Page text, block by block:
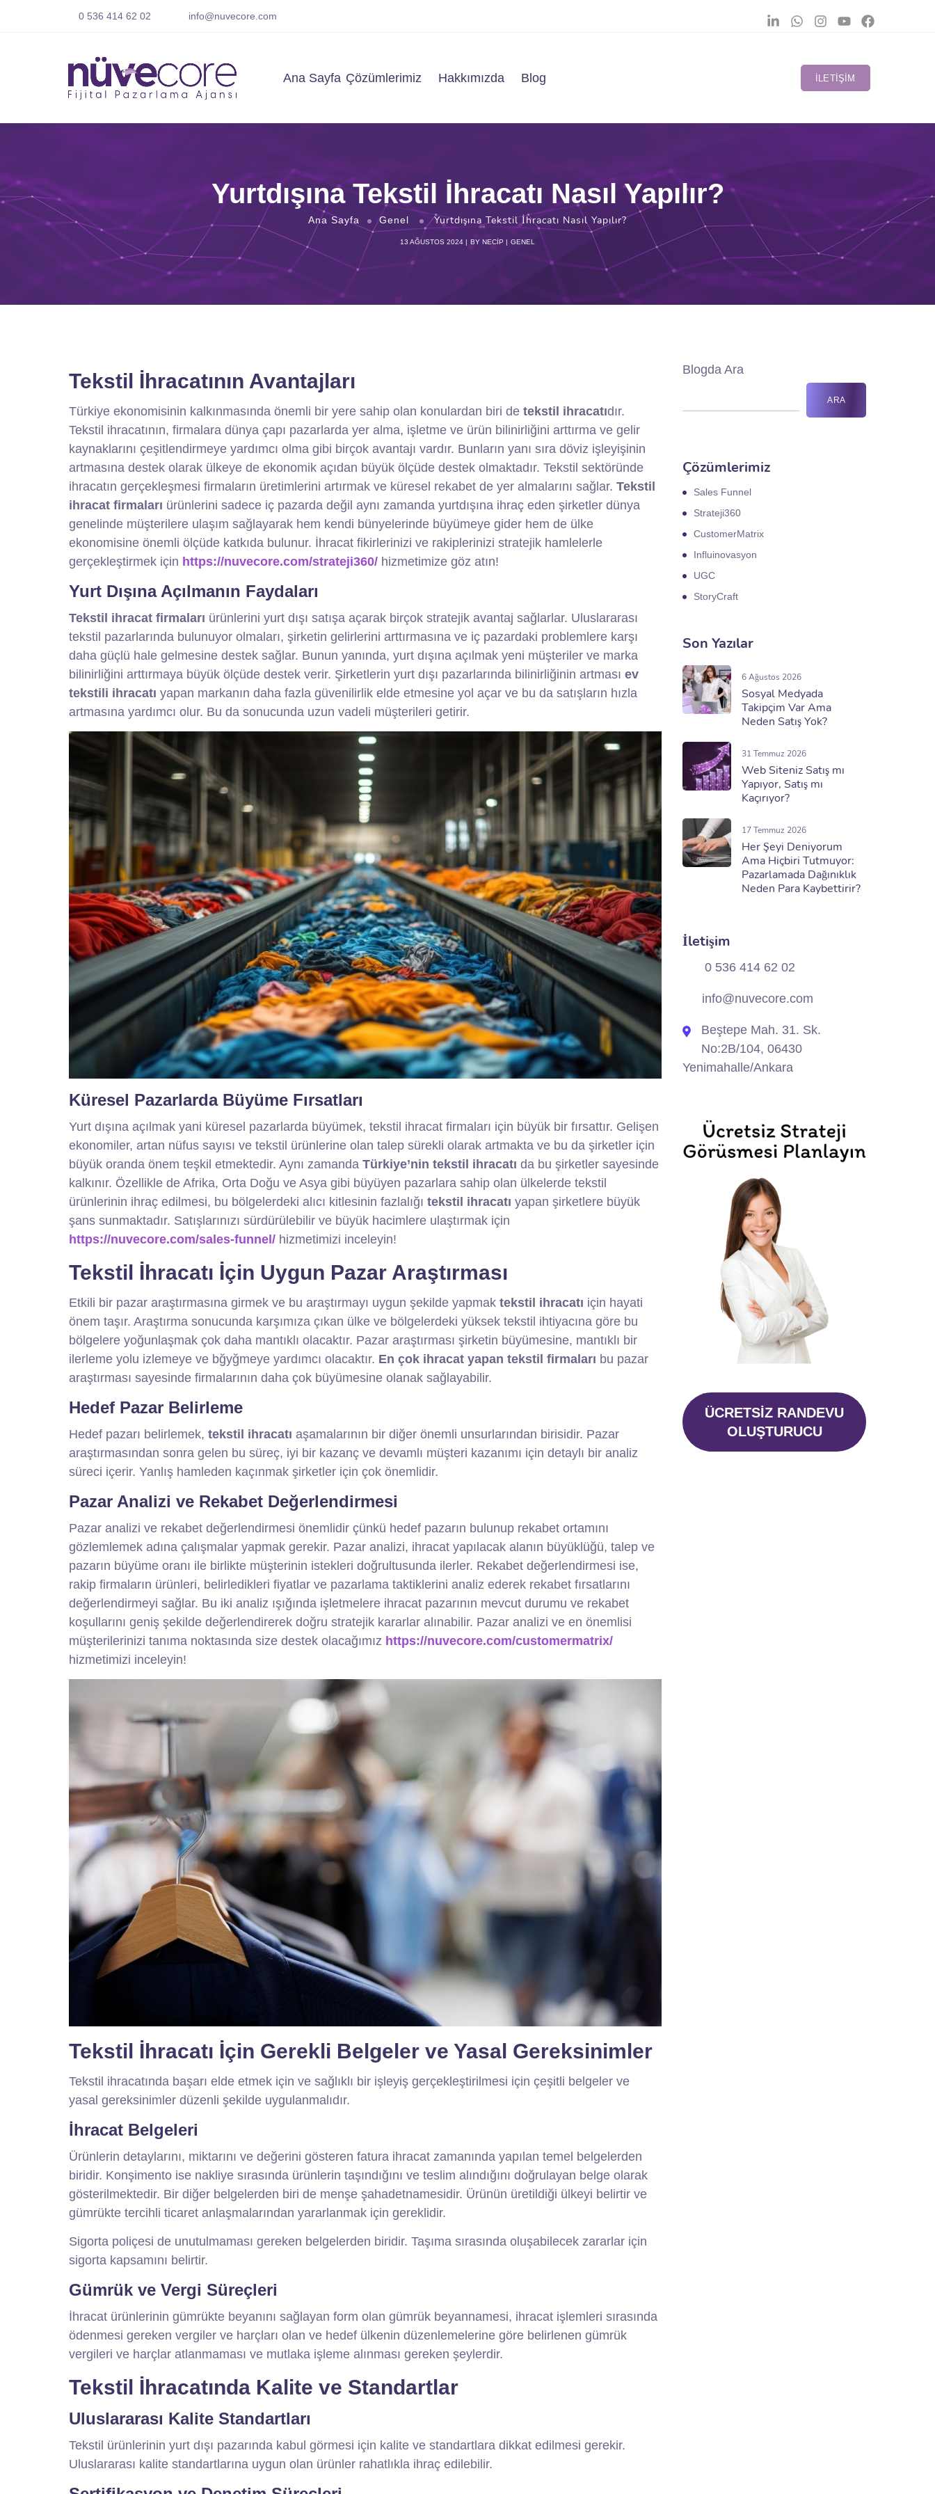
0 536 414 62 02 info@nuvecore.com
Ana Sayfa Çözümlerimiz Hakkımızda Blog İLETIŞIM
Yurtdışına Tekstil İhracatı Nasıl Yapılır?
Ana Sayfa Genel Yurtdışına Tekstil İhracatı Nasıl Yapılır?
13 AĞUSTOS 2024 BY NECIP GENEL
Tekstil İhracatının Avantajları
Türkiye ekonomisinin kalkınmasında önemli bir yere sahip olan konulardan biri de tekstil ihracatıdır.
Tekstil ihracatının, firmalara dünya çapı pazarlarda yer alma, işletme ve ürün bilinirliğini arttırma ve gelir
kaynaklarını çeşitlendirmeye yardımcı olma gibi birçok avantajı vardır. Bunların yanı sıra döviz işleyişinin
artmasına destek olarak ülkeye de ekonomik açıdan büyük ölçüde destek olmaktadır. Tekstil sektöründe
ihracatın gerçekleşmesi firmaların üretimlerini artırmak ve küresel rekabet de yer almalarını sağlar. Tekstil
ihracat firmaları ürünlerini sadece iç pazarda değil aynı zamanda yurtdışına ihraç eden şirketler dünya
genelinde müşterilere ulaşım sağlayarak hem kendi bünyelerinde büyümeye gider hem de ülke
ekonomisine önemli ölçüde katkıda bulunur. İhracat fikirlerinizi ve rakiplerinizi stratejik hamlelerle
gerçekleştirmek için https://nuvecore.com/strateji360/ hizmetimize göz atın!
Yurt Dışına Açılmanın Faydaları
Tekstil ihracat firmaları ürünlerini yurt dışı satışa açarak birçok stratejik avantaj sağlarlar. Uluslararası
tekstil pazarlarında bulunuyor olmaları, şirketin gelirlerini arttırmasına ve iç pazardaki problemlere karşı
daha güçlü hale gelmesine destek sağlar. Bunun yanında, yurt dışına açılmak yeni müşteriler ve marka
bilinirliğini arttırmaya büyük ölçüde destek verir. Şirketlerin yurt dışı pazarlarında bilinirliğinin artması ev
tekstili ihracatı yapan markanın daha fazla güvenilirlik elde etmesine yol açar ve bu da satışların hızla
artmasına yardımcı olur. Bu da sonucunda uzun vadeli müşterileri getirir.
Küresel Pazarlarda Büyüme Fırsatları
Yurt dışına açılmak yani küresel pazarlarda büyümek, tekstil ihracat firmaları için büyük bir fırsattır. Gelişen
ekonomiler, artan nüfus sayısı ve tekstil ürünlerine olan talep sürekli olarak artmakta ve bu da şirketler için
büyük oranda önem teşkil etmektedir. Aynı zamanda Türkiye’nin tekstil ihracatı da bu şirketler sayesinde
kalkınır. Özellikle de Afrika, Orta Doğu ve Asya gibi büyüyen pazarlara sahip olan ülkelerde tekstil
ürünlerinin ihraç edilmesi, bu bölgelerdeki alıcı kitlesinin fazlalığı tekstil ihracatı yapan şirketlere büyük
şans sunmaktadır. Satışlarınızı sürdürülebilir ve büyük hacimlere ulaştırmak için
https://nuvecore.com/sales-funnel/ hizmetimizi inceleyin!
Tekstil İhracatı İçin Uygun Pazar Araştırması
Etkili bir pazar araştırmasına girmek ve bu araştırmayı uygun şekilde yapmak tekstil ihracatı için hayati
önem taşır. Araştırma sonucunda karşımıza çıkan ülke ve bölgelerdeki yüksek tekstil ihtiyacına göre bu
bölgelere yoğunlaşmak çok daha mantıklı olacaktır. Pazar araştırması şirketin büyümesine, mantıklı bir
ilerleme yolu izlemeye ve bğyğmeye yardımcı olacaktır. En çok ihracat yapan tekstil firmaları bu pazar
araştırması sayesinde firmalarının daha çok büyümesine olanak sağlayabilir.
Hedef Pazar Belirleme
Hedef pazarı belirlemek, tekstil ihracatı aşamalarının bir diğer önemli unsurlarından birisidir. Pazar
araştırmasından sonra gelen bu süreç, iyi bir kazanç ve devamlı müşteri kazanımı için detaylı bir analiz
süreci içerir. Yanlış hamleden kaçınmak şirketler için çok önemlidir.
Pazar Analizi ve Rekabet Değerlendirmesi
Pazar analizi ve rekabet değerlendirmesi önemlidir çünkü hedef pazarın bulunup rekabet ortamını
gözlemlemek adına çalışmalar yapmak gerekir. Pazar analizi, ihracat yapılacak alanın büyüklüğü, talep ve
pazarın büyüme oranı ile birlikte müşterinin istekleri doğrultusunda ilerler. Rekabet değerlendirmesi ise,
rakip firmaların ürünleri, belirledikleri fiyatlar ve pazarlama taktiklerini analiz ederek rekabet fırsatlarını
değerlendirmeyi sağlar. Bu iki analiz ışığında işletmelere ihracat pazarının mevcut durumu ve rekabet
koşullarını geniş şekilde değerlendirerek doğru stratejik kararlar alınabilir. Pazar analizi ve en önemlisi
müşterilerinizi tanıma noktasında size destek olacağımız https://nuvecore.com/customermatrix/
hizmetimizi inceleyin!
Tekstil İhracatı İçin Gerekli Belgeler ve Yasal Gereksinimler
Tekstil ihracatında başarı elde etmek için ve sağlıklı bir işleyiş gerçekleştirilmesi için çeşitli belgeler ve
yasal gereksinimler düzenli şekilde uygulanmalıdır.
İhracat Belgeleri
Ürünlerin detaylarını, miktarını ve değerini gösteren fatura ihracat zamanında yapılan temel belgelerden
biridir. Konşimento ise nakliye sırasında ürünlerin taşındığını ve teslim alındığını doğrulayan belge olarak
gösterilmektedir. Bir diğer belgelerden biri de menşe şahadetnamesidir. Ürünün üretildiği ülkeyi belirtir ve
gümrükte tercihli ticaret anlaşmalarından yararlanmak için gereklidir.
Sigorta poliçesi de unutulmaması gereken belgelerden biridir. Taşıma sırasında oluşabilecek zararlar için
sigorta kapsamını belirtir.
Gümrük ve Vergi Süreçleri
İhracat ürünlerinin gümrükte beyanını sağlayan form olan gümrük beyannamesi, ihracat işlemleri sırasında
ödenmesi gereken vergiler ve harçları olan ve hedef ülkenin düzenlemelerine göre belirlenen gümrük
vergileri ve harçlar atlanmaması ve mutlaka işleme alınması gereken şeylerdir.
Tekstil İhracatında Kalite ve Standartlar
Uluslararası Kalite Standartları
Tekstil ürünlerinin yurt dışı pazarında kabul görmesi için kalite ve standartlara dikkat edilmesi gerekir.
Uluslararası kalite standartlarına uygun olan ürünler rahatlıkla ihraç edilebilir.
Blogda Ara
ARA
Çözümlerimiz
Sales Funnel
Strateji360
CustomerMatrix
Influinovasyon
UGC
StoryCraft
Son Yazılar
6 Ağustos 2026
Sosyal Medyada
Takipçim Var Ama
Neden Satış Yok?
31 Temmuz 2026
Web Siteniz Satış mı
Yapıyor, Satış mı
Kaçırıyor?
17 Temmuz 2026
Her Şeyi Deniyorum
Ama Hiçbiri Tutmuyor:
Pazarlamada Dağınıklık
Neden Para Kaybettirir?
İletişim
0 536 414 62 02
info@nuvecore.com
Beştepe Mah. 31. Sk.
No:2B/104, 06430
Yenimahalle/Ankara
ÜCRETSİZ RANDEVU
OLUŞTURUCU